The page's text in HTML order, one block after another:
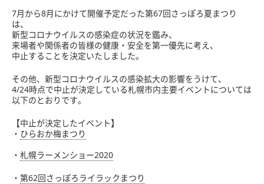
7月から8月にかけて開催予定だった第67回さっぽろ夏まつり
は、
新型コロナウイルスの感染症の状況を鑑み、
来場者や関係者の皆様の健康・安全を第一優先に考え、
中止することを決定いたしました。
その他、新型コロナウイルスの感染拡大の影響をうけて、
4/24時点で中止が決定している札幌市内主要イベントについては
以下のとおりです。
【中止が決定したイベント】
・ ひらおか梅まつり
・ 札幌ラーメンショー2020
・ 第62回さっぽろライラックまつり